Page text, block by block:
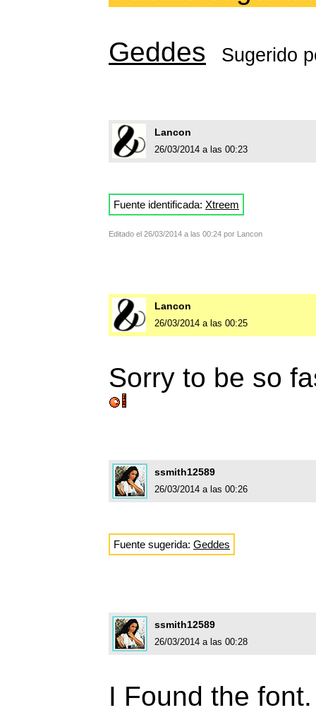
Geddes Sugerido
Lancon
26/03/2014 a las 00:23
Fuente identificada: Xtreem
Editado el 26/03/2014 a las 00:24 por Lancon
Lancon
26/03/2014 a las 00:25
Sorry to be so
ssmith12589
26/03/2014 a las 00:26
Fuente sugerida: Geddes
ssmith12589
26/03/2014 a las 00:28
I Found the